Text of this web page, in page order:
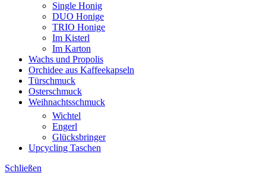
Single Honig
DUO Honige
TRIO Honige
Im Kisterl
Im Karton
Wachs und Propolis
Orchidee aus Kaffeekapseln
Türschmuck
Osterschmuck
Weihnachtsschmuck
Wichtel
Engerl
Glücksbringer
Upcycling Taschen
Schließen